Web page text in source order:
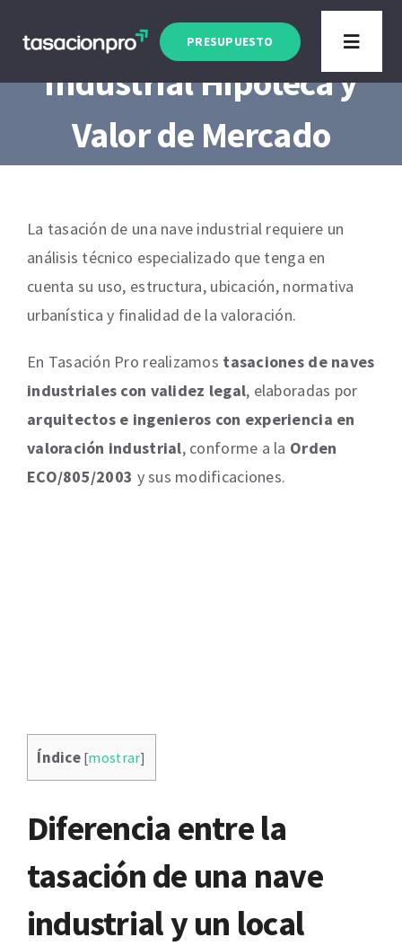
Toggle
PRESUPUESTO
Tasación Nave
Industrial Hipoteca y
Valor de Mercado
La tasación de una nave industrial requiere un
análisis técnico especializado que tenga en
cuenta su uso, estructura, ubicación, normativa
urbanística y finalidad de la valoración.
En Tasación Pro realizamos tasaciones de naves
industriales con validez legal, elaboradas por
arquitectos e ingenieros con experiencia en
valoración industrial, conforme a la Orden
ECO/805/2003 y sus modificaciones.
Índice [mostrar]
Diferencia entre la
tasación de una nave
industrial y un local